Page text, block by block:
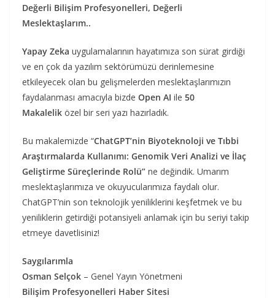
Değerli Bilişim Profesyonelleri, Değerli
Meslektaşlarım..
Yapay Zeka uygulamalarının hayatımıza son sürat girdiği
ve en çok da yazılım sektörümüzü derinlemesine
etkileyecek olan bu gelişmelerden meslektaşlarımızın
faydalanması amacıyla bizde Open AI ile 50
Makalelik özel bir seri yazı hazırladık.
Bu makalemizde “ChatGPT’nin Biyoteknoloji ve Tıbbi
Araştırmalarda Kullanımı: Genomik Veri Analizi ve İlaç
Geliştirme Süreçlerinde Rolü” ne değindik. Umarım
meslektaşlarımıza ve okuyucularımıza faydalı olur.
ChatGPT’nin son teknolojik yeniliklerini keşfetmek ve bu
yeniliklerin getirdiği potansiyeli anlamak için bu seriyi takip
etmeye davetlisiniz!
Saygılarımla
Osman Selçok – Genel Yayın Yönetmeni
Bilişim Profesyonelleri Haber Sitesi